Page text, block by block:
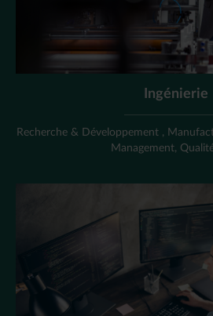
Ingénierie
Recherche & Développement ,
Management,